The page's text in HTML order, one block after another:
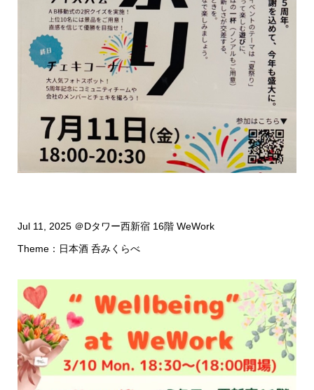
Jul 11, 2025 ＠Dタワー西新宿 16階 WeWork
Theme：日本酒 呑みくらべ